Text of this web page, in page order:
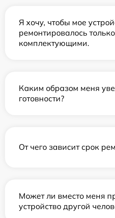
Я хочу, чтобы мое
ремонтировалось
комплектующими.
Каким образом меня
готовности?
От чего зависит срок
Может ли вместо меня
устройство другой